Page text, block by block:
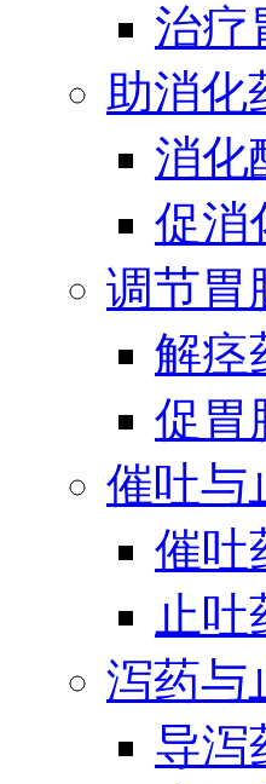
治疗
助消化
消化
促消
调节胃
解痉
促胃
催吐与
催吐
止吐
泻药与
导泻